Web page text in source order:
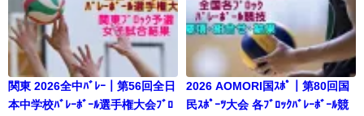
関東 2026全中ﾊﾞﾚｰ｜第56回全日
本中学校ﾊﾞﾚｰﾎﾞｰﾙ選手権大会ﾌﾞﾛ
2026 AOMORI国ｽﾎﾟ｜第80回国
民ｽﾎﾟｰﾂ大会 各ﾌﾞﾛｯｸﾊﾞﾚｰﾎﾞｰﾙ競